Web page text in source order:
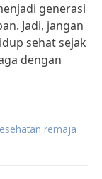
generasi
Jadi, jangan
sehat sejak
dengan
remaja